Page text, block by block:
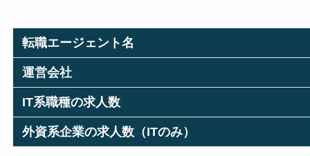
転職エージェント名
運営会社
IT系職種の求人数
外資系企業の求人数（ITのみ）